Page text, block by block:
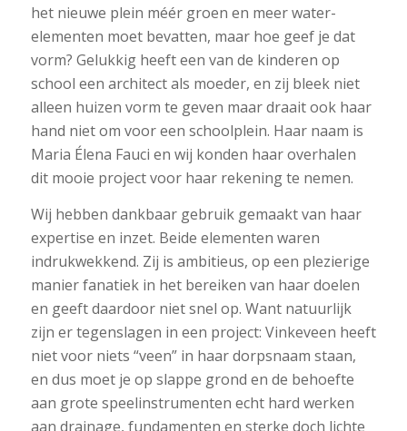
het nieuwe plein méér groen en meer water-
elementen moet bevatten, maar hoe geef je dat
vorm? Gelukkig heeft een van de kinderen op
school een architect als moeder, en zij bleek niet
alleen huizen vorm te geven maar draait ook haar
hand niet om voor een schoolplein. Haar naam is
Maria Élena Fauci en wij konden haar overhalen
dit mooie project voor haar rekening te nemen.
Wij hebben dankbaar gebruik gemaakt van haar
expertise en inzet. Beide elementen waren
indrukwekkend. Zij is ambitieus, op een plezierige
manier fanatiek in het bereiken van haar doelen
en geeft daardoor niet snel op. Want natuurlijk
zijn er tegenslagen in een project: Vinkeveen heeft
niet voor niets “veen” in haar dorpsnaam staan,
en dus moet je op slappe grond en de behoefte
aan grote speelinstrumenten echt hard werken
aan drainage, fundamenten en sterke doch lichte